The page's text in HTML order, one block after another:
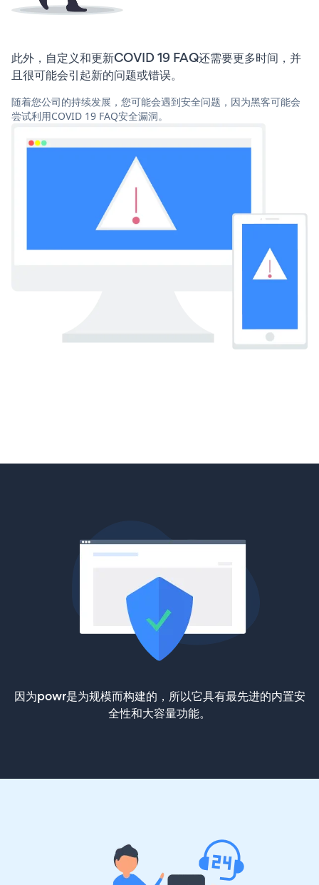
此外，自定义和更新COVID 19 FAQ还需要更多时间，并
且很可能会引起新的问题或错误。
随着您公司的持续发展，您可能会遇到安全问题，因为黑客可能会
尝试利用COVID 19 FAQ安全漏洞。
因为powr是为规模而构建的，所以它具有最先进的内置安
全性和大容量功能。